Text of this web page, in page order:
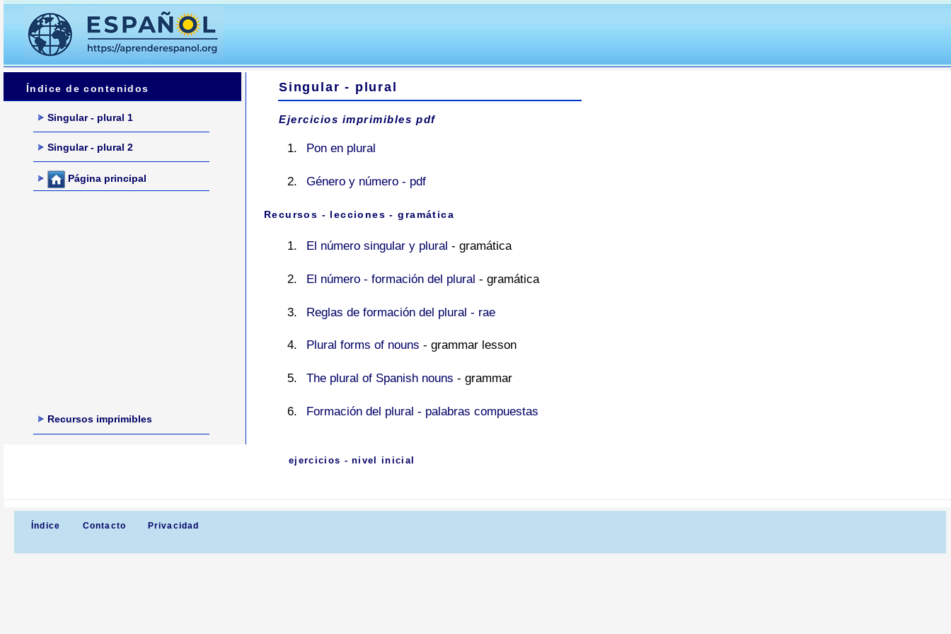
Índice de contenidos
Singular - plural 1
Singular - plural 2
Página principal
Recursos imprimibles
Singular - plural
Ejercicios imprimibles pdf
Pon en plural
Género y número - pdf
Recursos - lecciones - gramática
El número singular y plural - gramática
El número - formación del plural - gramática
Reglas de formación del plural - rae
Plural forms of nouns- grammar lesson
The plural of Spanish nouns - grammar
Formación del plural - palabras compuestas
ejercicios - nivel inicial
Índice Contacto Privacidad